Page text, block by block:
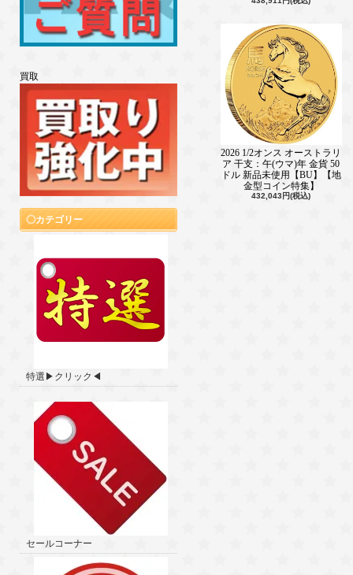
買取
カテゴリー
特選▶クリック◀
セールコーナー
2026 1/2オンス オーストラリ
ア 干支：午(ウマ)年 金貨 50
ドル 新品未使用【BU】【地
金型コイン特集】
432,043円(税込)